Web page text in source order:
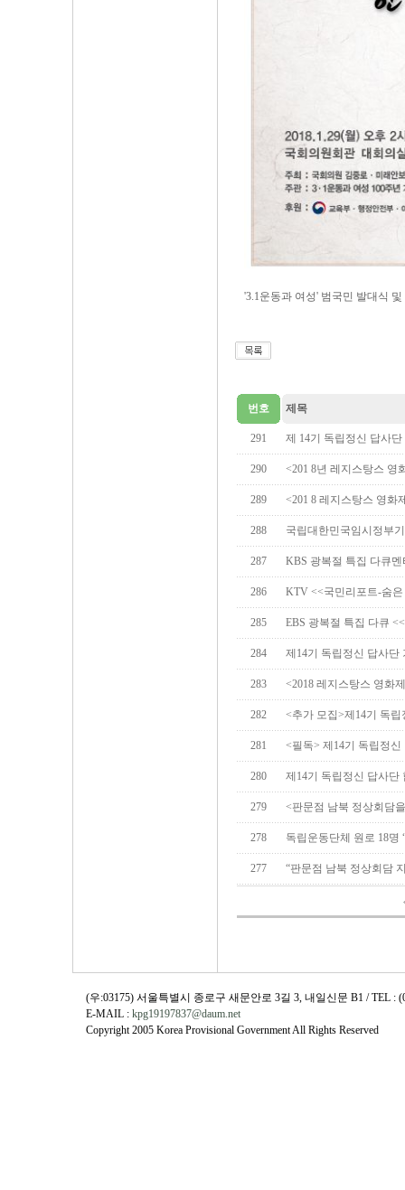
'3.1운동과 여성' 범국민 발대식
번호 제목
291 제 14기 독립정신 답사
290 <201 8년 레지스탕스 영
289 <201 8 레지스탕스 영화
288 국립대한민국임시정부
287 KBS 광복절 특집 다큐
286 KTV <<국민리포트-숨
285 EBS 광복절 특집 다큐
284 제14기 독립정신 답사
283 <2018 레지스탕스 영화
282 <추가 모집>제14기 독
281 <필독> 제14기 독립정
280 제14기 독립정신 답사단
279 <판문점 남북 정상회담
278 독립운동단체 원로 18명
277 “판문점 남북 정상회담
(우:03175) 서울특별시 종로구 새문안로 3길 3, 내일신문 B1 / TEL :
E-MAIL : kpg19197837@daum.net
Copyright 2005 Korea Provisional Government All Rights Reserved